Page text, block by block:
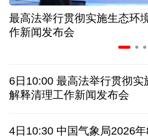
7月份中国仓储指数保持扩
俄黑客称获取北约直接参与
全球媒体聚焦︱外媒：美国
最高法举行贯彻实施生态环
作新闻发布会
6日10:00 最高法举行贯彻
解释清理工作新闻发布会
4日10:30 中国气象局2026